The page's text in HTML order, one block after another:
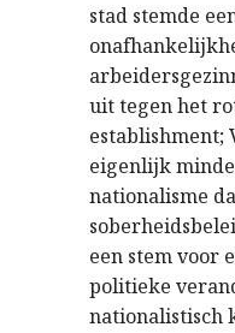
stad stemde
uit tegen het
establishment;
eigenlijk
nationalisme
een stem voor
politieke
nationalistisch